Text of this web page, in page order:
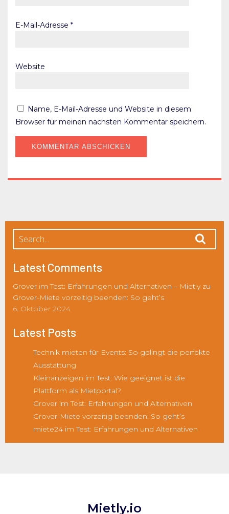
E-Mail-Adresse *
Website
Name, E-Mail-Adresse und Website in diesem
Browser für meinen nächsten Kommentar speichern.
Latest Comments
Grover im Test: Erfahrungen und Alternativen – Mietlyzu
Grover-Miete vorzeitig beenden: So geht’s
6. Oktober 2024
Latest Posts
Technik mieten für Events: So gelingt die perfekte
Ausstattung
Kleinanzeigen im Test: Wie geeignet ist die
Plattform als Mietportal?
Grover im Test: Erfahrungen und Alternativen
Grover-Miete vorzeitig beenden: So geht’s
miete24 im Test: Erfahrungen und Alternativen
Mietly.io